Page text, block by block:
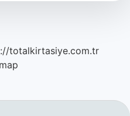
totalkirtasiye.com.tr